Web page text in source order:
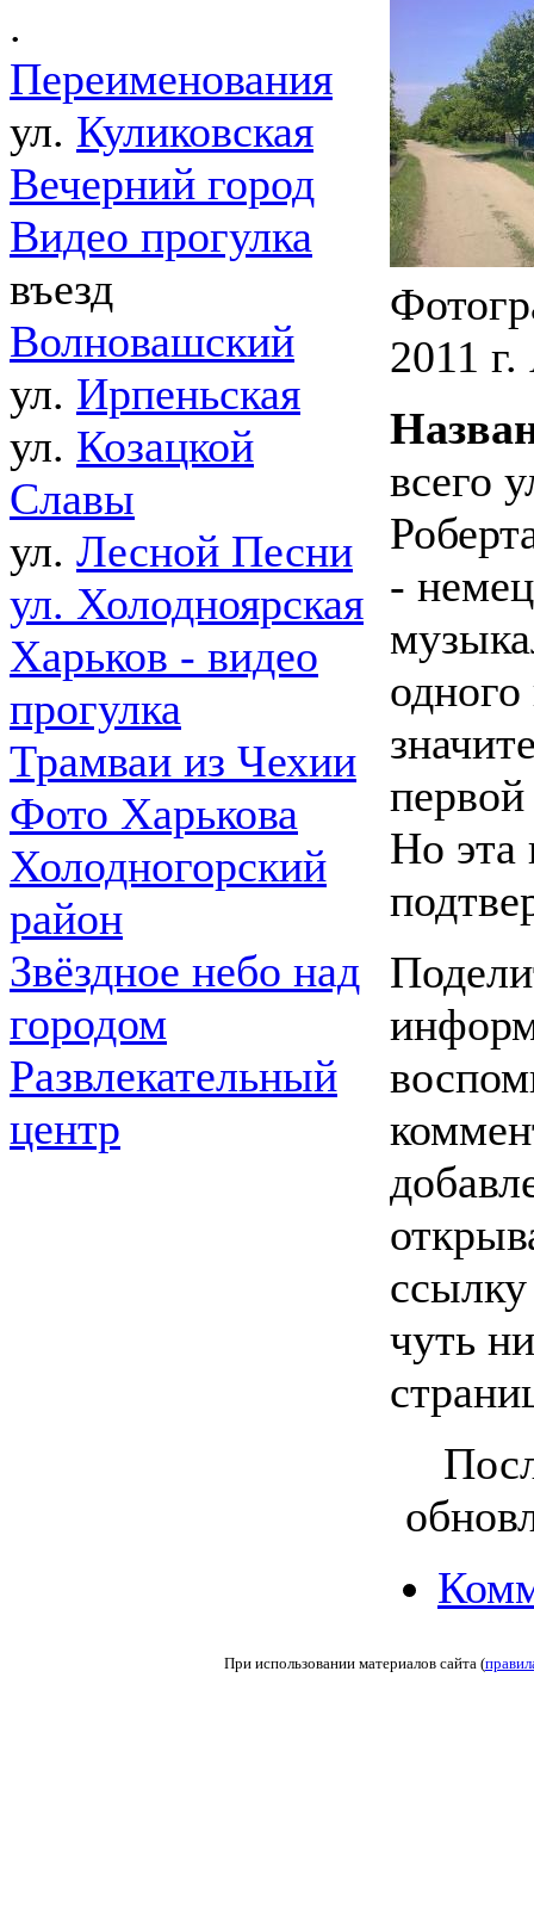
.
Переименования
ул. Куликовская
Вечерний город
Видео прогулка
въезд
Волновашский
ул. Ирпеньская
ул. Козацкой
Славы
ул. Лесной Песни
ул. Холодноярская
Харьков - видео
прогулка
Трамваи из Чехии
Фото Харькова
Холодногорский
район
Звёздное небо над
городом
Развлекательный
центр
2011
всего
-
Но эта
чуть
При использовании материалов сайта (